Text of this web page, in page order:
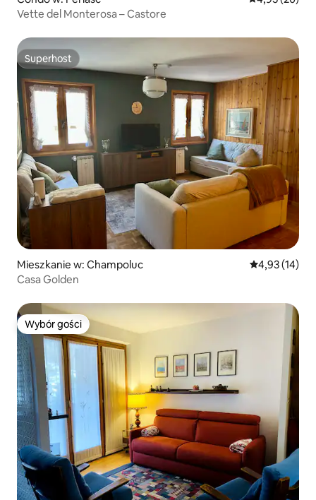
Vette del Monterosa – Castore
Superhost
Superhost
Mieszkanie w: Champoluc Średnia
4,93 (14)
Casa Golden
Wybór gości
Wybór gości